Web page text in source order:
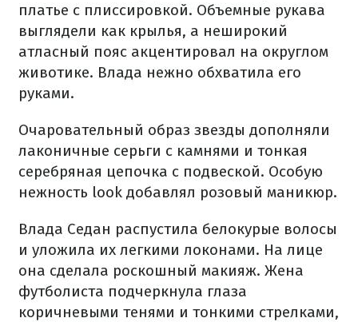
платье с плиссировкой. Объемные рукава
выглядели как крылья, а неширокий
атласный пояс акцентировал на округлом
животике. Влада нежно обхватила его
руками.
Очаровательный образ звезды дополняли
лаконичные серьги с камнями и тонкая
серебряная цепочка с подвеской. Особую
нежность look добавлял розовый маникюр.
Влада Седан распустила белокурые волосы
и уложила их легкими локонами. На лице
она сделала роскошный макияж. Жена
футболиста подчеркнула глаза
коричневыми тенями и тонкими стрелками,